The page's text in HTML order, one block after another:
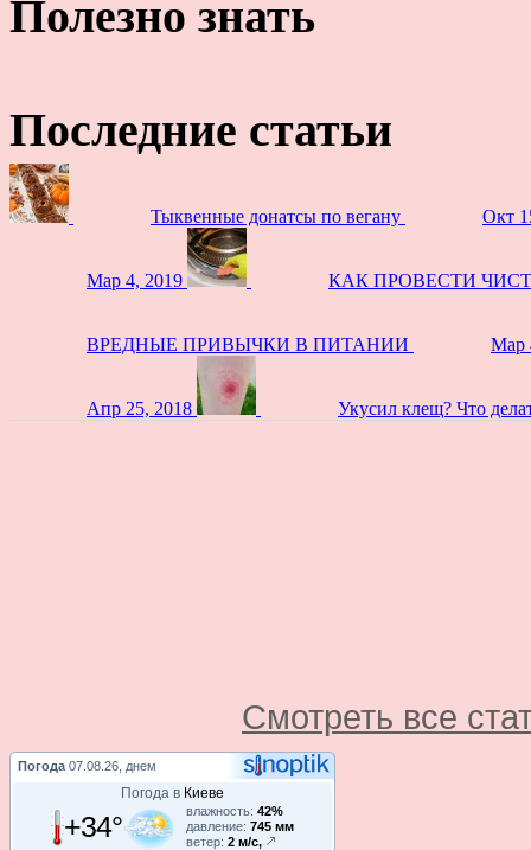
Полезно знать
Последние статьи
Тыквенные донатсы по вегану Окт
Мар 4, 2019 КАК ПРОВЕСТИ
ВРЕДНЫЕ ПРИВЫЧКИ В ПИТАНИИ Мар
Апр 25, 2018 Укусил клещ? Что
Смотреть все
Погода 07.08.26, днем
Погода в Киеве
+34° влажность: 42%
давление: 745 мм
ветер: 2 м/с,